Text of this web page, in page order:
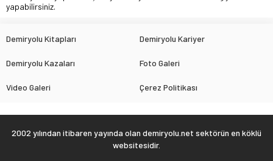
yapabilirsiniz.
Demiryolu Kitapları Demiryolu Kariyer
Demiryolu Kazaları Foto Galeri
Video Galeri Çerez Politikası
2002 yılından itibaren yayında olan demiryolu.net sektörün en köklü
websitesidir.